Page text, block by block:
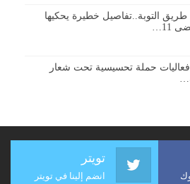
: طريق التوبة..تفاصيل خطيرة يحكيها
حملة تحسيسية تحت شعار
تويتر
انضم إلينا في تويتر